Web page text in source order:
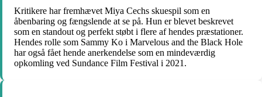
Kritikere har fremhævet Miya Cechs skuespil som en
åbenbaring og fængslende at se på. Hun er blevet beskrevet
som en standout og perfekt støbt i flere af hendes præstationer.
Hendes rolle som Sammy Ko i Marvelous and the Black Hole
har også fået hende anerkendelse som en mindeværdig
opkomling ved Sundance Film Festival i 2021.